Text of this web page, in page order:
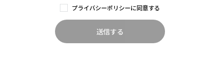
個人情報保護に関するポリシー（以下「本ポリシー」といい
ます。）を定めております。本サイトをご利用いただく前にご
確認くださいますようお願いします。当社は、本ポリシーを
必要に応じて変更することがございますので、定期的にこの
ページの内容をご確認ください。なお、本ポリシーに規定さ
プライバシーポリシーに同意する
送信する